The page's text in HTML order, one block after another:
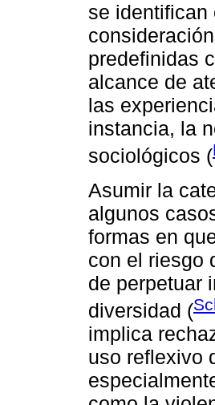
se identifican
predefinidas
alcance de
las
instancia, la
sociológicos (
Asumir la
algunos
formas en
con el riesgo
de perpetuar
diversidad (
implica
uso reflexivo